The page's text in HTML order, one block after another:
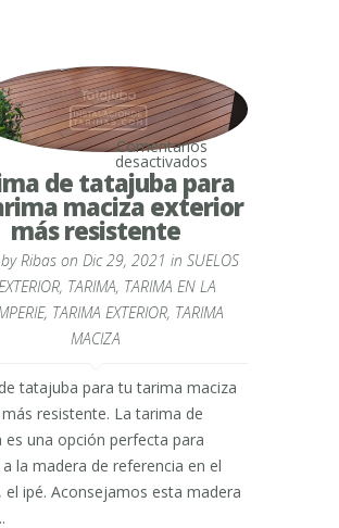
Comentarios
desactivados
Tarima
de
tatajuba
para
tarima
maciza
exterior
más
resistente
de tatajuba para
maciza exterior
más resistente
Ribas on Dic 29, 2021 in SUELOS
, TARIMA, TARIMA EN LA
, TARIMA EXTERIOR, TARIMA
MACIZA
tatajuba para tu tarima maciza
resistente. La tarima de
es una opción perfecta para
la madera de referencia en el
el ipé. Aconsejamos esta madera